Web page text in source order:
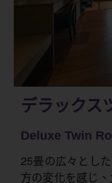
デラックス
Deluxe Twin
25畳の広々とし
方の変化を感じ